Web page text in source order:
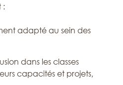
:
adapté au sein des
dans les classes
capacités et projets,